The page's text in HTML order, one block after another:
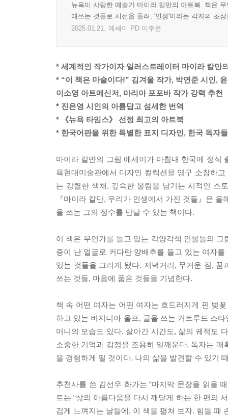
뉴욕이 사랑한 예술가 마이라 칼만의 아트북. 책은
애쓰는 것들로 시선을 돌려, '인생'이라는 각자의 초
2025.01.21. 에세이 PD 이주은
* 세계적인 작가이자 일러스트레이터 마이라 칼만
* “이 책은 마술이다!” 김겨울 작가, 박연준 시인,
이소영 아트메신저, 마리아 포포바 작가 강력 추천
* 진은영 시인의 아름답고 섬세한 번역
* 《뉴욕 타임스》 선정 최고의 아트북
* 한국어판을 위한 특별한 표지 디자인, 한국 독자
마이라 칼만의 그림 에세이가 마침내 한국에 정식
욕현대미술관에서 디자인 컬렉션을 영구 소장하
는 강렬한 색채, 깊숙한 울림을 남기는 시적인 스
『마이라 칼만, 우리가 인생에서 가진 것들』은
을 쓰는 그의 정수를 만날 수 있는 책이다.
이 책은 무언가를 들고 있는 각양각색 인물들의
증이 난 얼굴로 커다란 양배추를 들고 있는 여자
있는 것들을 그리게 됐다. 저녁거리, 무거운 짐,
쓰는 것들, 마음에 품은 것들을 기념한다.
책 속 어떤 여자는 어떤 여자는 흐드러지게 핀 벚
하고 있는 버지니아 울프, 글을 쓰는 거트루드 스
머니의 모습도 있다. 살아간 시간도, 삶의 궤적도
소중한 기억과 감정을 조용히 일깨운다. 독자는
을 경험하게 될 것이다. 나의 삶을 발견할 수 있기
추천사를 쓴 김선우 화가는 “마지막 문장을 읽을
트는 “삶의 아름다움을 다시 깨닫게 하는 한 편의
겁게 느껴지는 날들에, 이 책을 펼쳐 보자. 힘들 때